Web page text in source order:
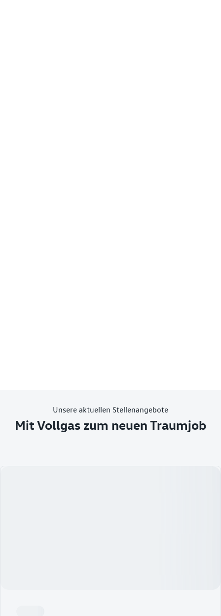
Unsere aktuellen Stellenangebote
Mit Vollgas zum neuen Traumjob